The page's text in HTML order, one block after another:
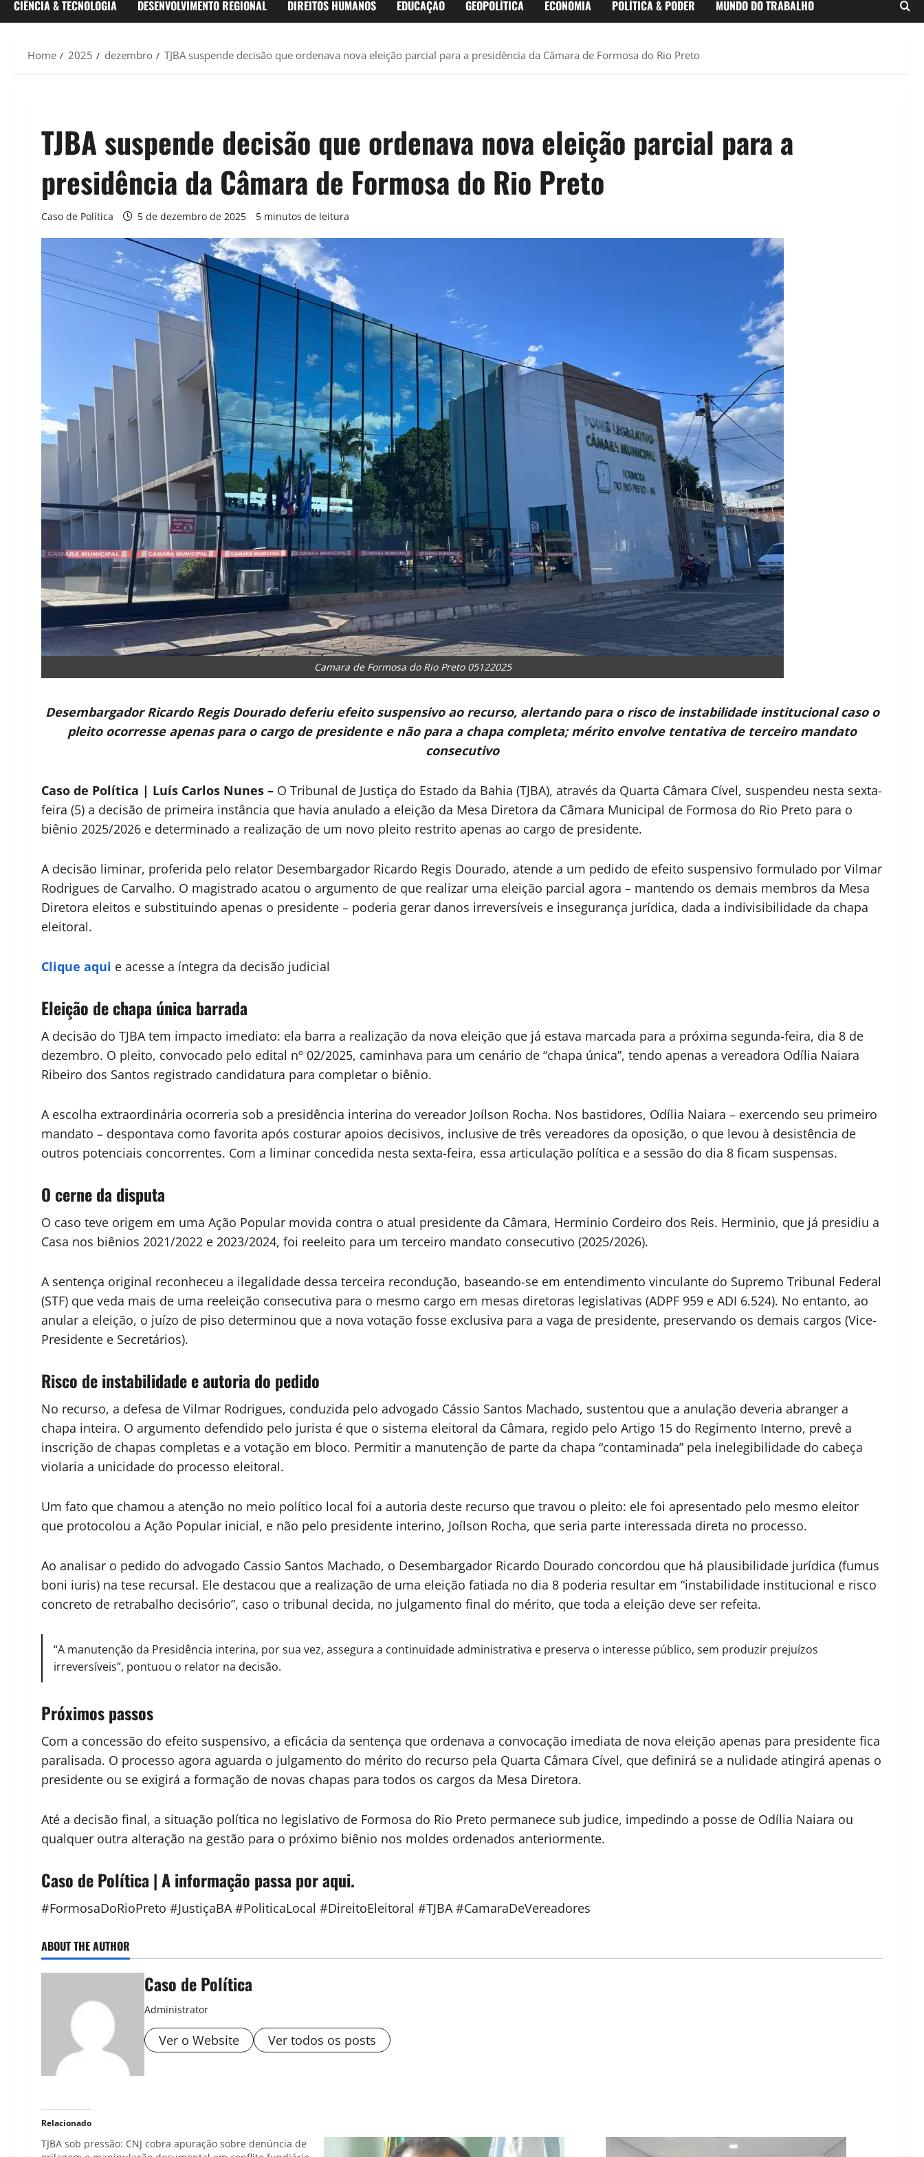
CIÊNCIA & TECNOLOGIA DESENVOLVIMENTO REGIONAL DIREITOS HUMANOS EDUCAÇÃO GEOPOLÍTICA ECONOMIA POLÍTICA & PODER MUNDO DO TRABALHO
Home 2025 dezembro TJBA suspende decisão que ordenava nova eleição parcial para a presidência da Câmara de Formosa do Rio Preto
TJBA suspende decisão que ordenava nova eleição parcial para a
presidência da Câmara de Formosa do Rio Preto
Caso de Política 5 de dezembro de 2025 5 minutos de leitura
Camara de Formosa do Rio Preto 05122025
Desembargador Ricardo Regis Dourado deferiu efeito suspensivo ao recurso, alertando para o risco de instabilidade institucional caso o
pleito ocorresse apenas para o cargo de presidente e não para a chapa completa; mérito envolve tentativa de terceiro mandato
consecutivo
Caso de Política | Luís Carlos Nunes – O Tribunal de Justiça do Estado da Bahia (TJBA), através da Quarta Câmara Cível, suspendeu nesta sexta-
feira (5) a decisão de primeira instância que havia anulado a eleição da Mesa Diretora da Câmara Municipal de Formosa do Rio Preto para o
biênio 2025/2026 e determinado a realização de um novo pleito restrito apenas ao cargo de presidente.
A decisão liminar, proferida pelo relator Desembargador Ricardo Regis Dourado, atende a um pedido de efeito suspensivo formulado por Vilmar
Rodrigues de Carvalho. O magistrado acatou o argumento de que realizar uma eleição parcial agora – mantendo os demais membros da Mesa
Diretora eleitos e substituindo apenas o presidente – poderia gerar danos irreversíveis e insegurança jurídica, dada a indivisibilidade da chapa
eleitoral.
Clique aqui e acesse a íntegra da decisão judicial
Eleição de chapa única barrada
A decisão do TJBA tem impacto imediato: ela barra a realização da nova eleição que já estava marcada para a próxima segunda-feira, dia 8 de
dezembro. O pleito, convocado pelo edital nº 02/2025, caminhava para um cenário de “chapa única”, tendo apenas a vereadora Odília Naiara
Ribeiro dos Santos registrado candidatura para completar o biênio.
A escolha extraordinária ocorreria sob a presidência interina do vereador Joílson Rocha. Nos bastidores, Odília Naiara – exercendo seu primeiro
mandato – despontava como favorita após costurar apoios decisivos, inclusive de três vereadores da oposição, o que levou à desistência de
outros potenciais concorrentes. Com a liminar concedida nesta sexta-feira, essa articulação política e a sessão do dia 8 ficam suspensas.
O cerne da disputa
O caso teve origem em uma Ação Popular movida contra o atual presidente da Câmara, Herminio Cordeiro dos Reis. Herminio, que já presidiu a
Casa nos biênios 2021/2022 e 2023/2024, foi reeleito para um terceiro mandato consecutivo (2025/2026).
A sentença original reconheceu a ilegalidade dessa terceira recondução, baseando-se em entendimento vinculante do Supremo Tribunal Federal
(STF) que veda mais de uma reeleição consecutiva para o mesmo cargo em mesas diretoras legislativas (ADPF 959 e ADI 6.524). No entanto, ao
anular a eleição, o juízo de piso determinou que a nova votação fosse exclusiva para a vaga de presidente, preservando os demais cargos (Vice-
Presidente e Secretários).
Risco de instabilidade e autoria do pedido
No recurso, a defesa de Vilmar Rodrigues, conduzida pelo advogado Cássio Santos Machado, sustentou que a anulação deveria abranger a
chapa inteira. O argumento defendido pelo jurista é que o sistema eleitoral da Câmara, regido pelo Artigo 15 do Regimento Interno, prevê a
inscrição de chapas completas e a votação em bloco. Permitir a manutenção de parte da chapa “contaminada” pela inelegibilidade do cabeça
violaria a unicidade do processo eleitoral.
Um fato que chamou a atenção no meio político local foi a autoria deste recurso que travou o pleito: ele foi apresentado pelo mesmo eleitor
que protocolou a Ação Popular inicial, e não pelo presidente interino, Joílson Rocha, que seria parte interessada direta no processo.
Ao analisar o pedido do advogado Cassio Santos Machado, o Desembargador Ricardo Dourado concordou que há plausibilidade jurídica (fumus
boni iuris) na tese recursal. Ele destacou que a realização de uma eleição fatiada no dia 8 poderia resultar em “instabilidade institucional e risco
concreto de retrabalho decisório”, caso o tribunal decida, no julgamento final do mérito, que toda a eleição deve ser refeita.
“A manutenção da Presidência interina, por sua vez, assegura a continuidade administrativa e preserva o interesse público, sem produzir prejuízos
irreversíveis”, pontuou o relator na decisão.
Próximos passos
Com a concessão do efeito suspensivo, a eficácia da sentença que ordenava a convocação imediata de nova eleição apenas para presidente fica
paralisada. O processo agora aguarda o julgamento do mérito do recurso pela Quarta Câmara Cível, que definirá se a nulidade atingirá apenas o
presidente ou se exigirá a formação de novas chapas para todos os cargos da Mesa Diretora.
Até a decisão final, a situação política no legislativo de Formosa do Rio Preto permanece sub judice, impedindo a posse de Odília Naiara ou
qualquer outra alteração na gestão para o próximo biênio nos moldes ordenados anteriormente.
Caso de Política | A informação passa por aqui.
#FormosaDoRioPreto #JustiçaBA #PoliticaLocal #DireitoEleitoral #TJBA #CamaraDeVereadores
ABOUT THE AUTHOR
Caso de Política
Administrator
Ver o Website Ver todos os posts
Relacionado
TJBA sob pressão: CNJ cobra apuração sobre denúncia de